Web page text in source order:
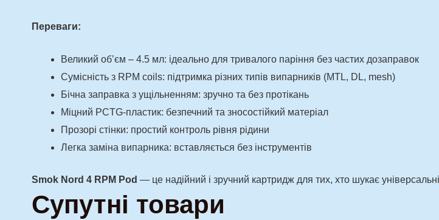
Переваги:
Великий об’єм – 4.5 мл: ідеально для тривалого паріння без частих дозаправок
Сумісність з RPM coils: підтримка різних типів випарників (MTL, DL, mesh)
Бічна заправка з ущільненням: зручно та без протікань
Міцний PCTG-пластик: безпечний та зносостійкий матеріал
Прозорі стінки: простий контроль рівня рідини
Легка заміна випарника: вставляється без інструментів
Smok Nord 4 RPM Pod — це надійний і зручний картридж для тих, хто шукає
Супутні товари